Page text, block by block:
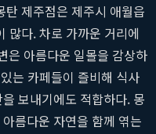
제주점은 제주시 애월읍
많다. 차로 가까운 거리에
은 아름다운 일몰을 감상하
는 카페들이 즐비해 식사
보내기에도 적합하다. 몽
름다운 자연을 함께 엮는